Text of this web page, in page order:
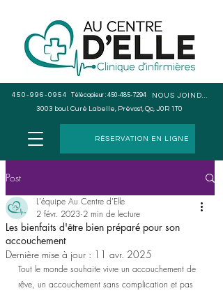
450-996-0954 Télécopieur : 450-485-7294
NOUS JOINDRE
3003 boul. Curé Labelle, Prévost, Qc, J0R 1T0
RÉSERVATION EN LIGNE
Post
Les bienfaits d'être bien préparé pour son
accouchement
L'équipe Au Centre d'Elle
2 févr. 2023 2 min de lecture
Dernière mise à jour : 11 avr. 2025
Tout le monde souhaite vivre un accouchement de
rêve, un accouchement sans complication et pas